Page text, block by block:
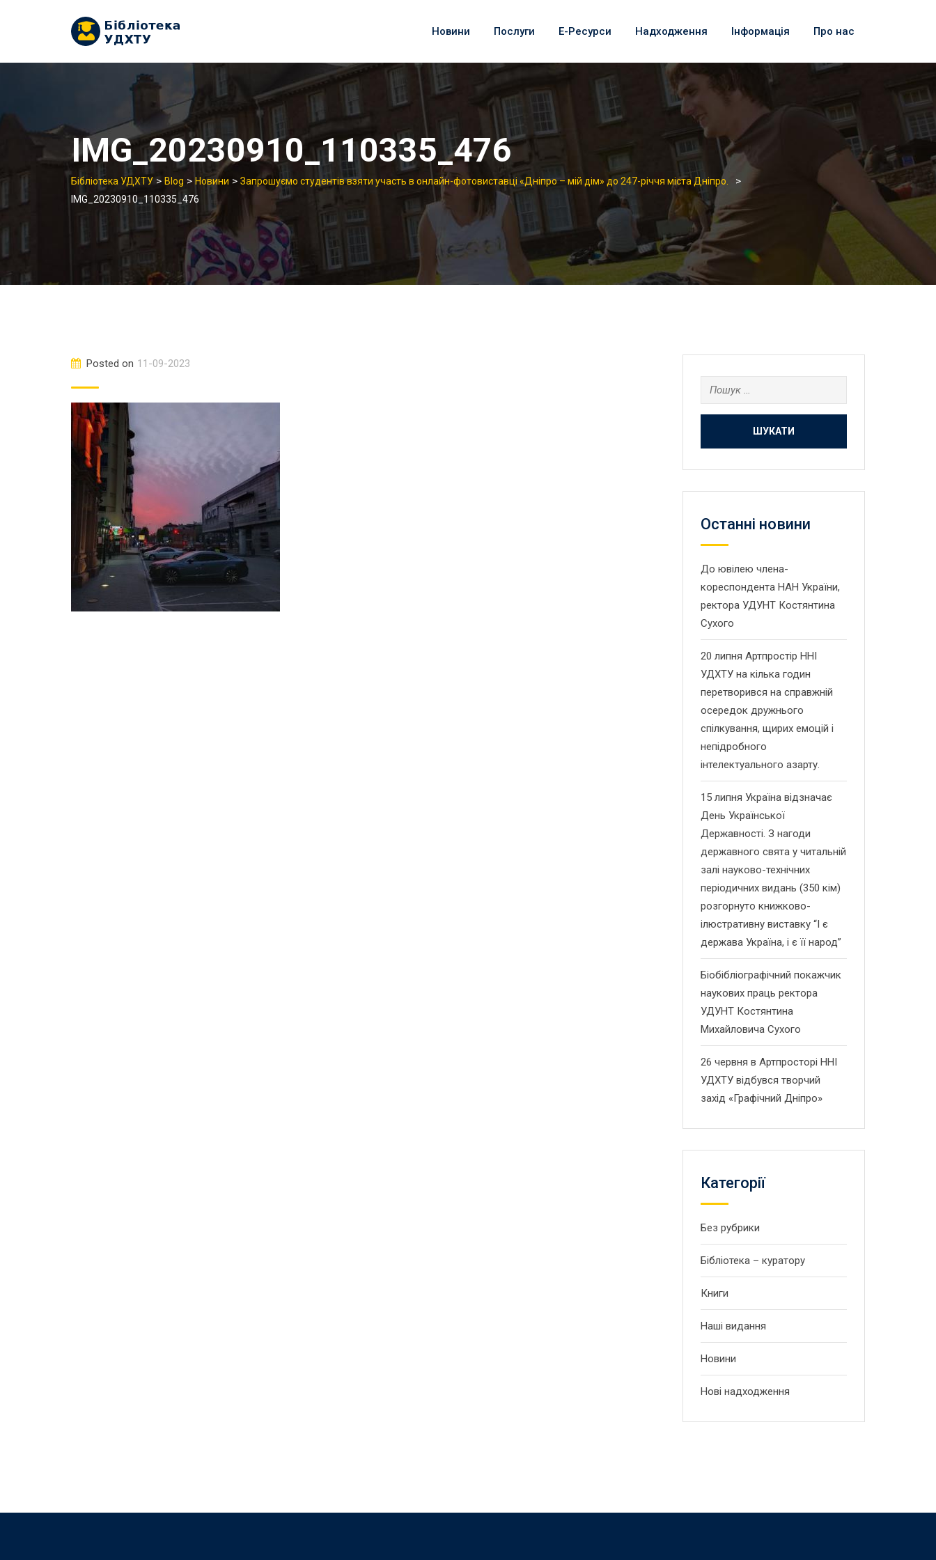
Новини Послуги Е-Ресурси Надходження Інформація Про нас
IMG_20230910_110335_476
Бібліотека УДХТУ > Blog > Новини > Запрошуємо студентів взяти участь в онлайн-фотовиставці «Дніпро – мій дім» до 247-річчя міста Дніпро. >
IMG_20230910_110335_476
Posted on 11-09-2023
Пошук:
Останнi новини
До ювілею члена-
кореспондента НАН України,
ректора УДУНТ Костянтина
Сухого
20 липня Артпростір ННІ
УДХТУ на кілька годин
перетворився на справжній
осередок дружнього
спілкування, щирих емоцій і
непідробного
інтелектуального азарту.
15 липня Україна відзначає
День Української
Державності. З нагоди
державного свята у читальній
залі науково-технічних
періодичних видань (350 кім)
розгорнуто книжково-
ілюстративну виставку “І є
держава Україна, і є її народ”
Біобібліографічний покажчик
наукових праць ректора
УДУНТ Костянтина
Михайловича Сухого
26 червня в Артпросторі ННІ
УДХТУ відбувся творчий
захід «Графічний Дніпро»
Категорії
Без рубрики
Бібліотека – куратору
Книги
Наші видання
Новини
Нові надходження